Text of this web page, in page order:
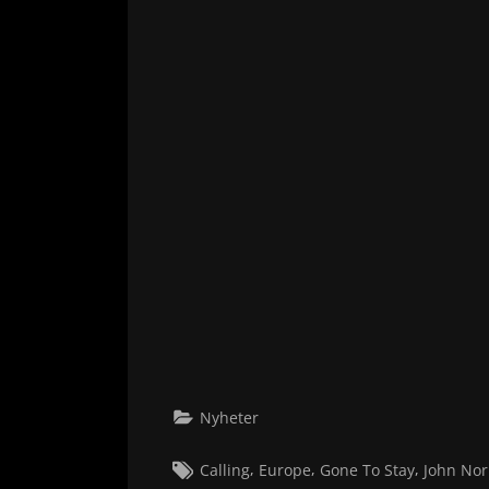
Nyheter
Tags:
Calling, Europe, Gone To Stay, John